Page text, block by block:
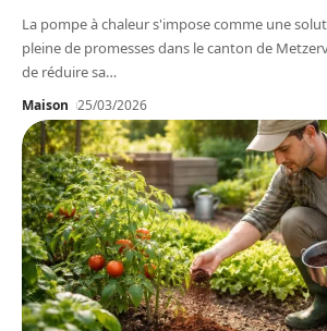
La pompe à chaleur s'impose comme une
pleine de promesses dans le canton de
de réduire sa…
Maison 25/03/2026